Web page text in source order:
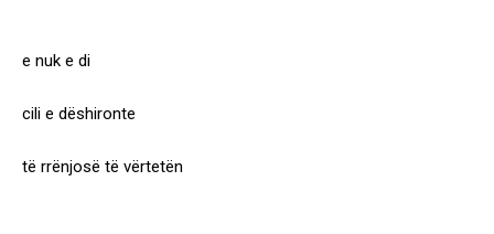
e nuk e di
cili e dëshironte
të rrënjosë të vërtetën